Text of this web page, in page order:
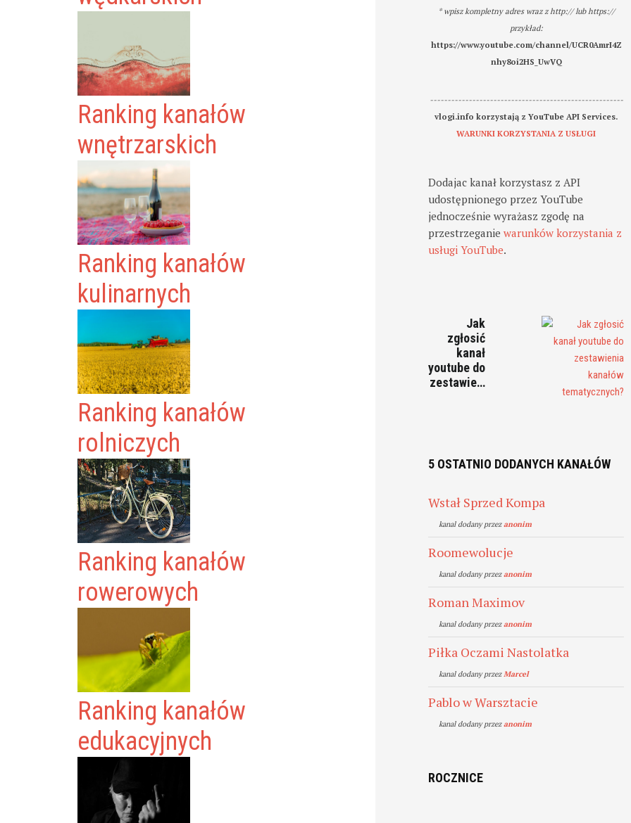
Ranking kanałów
wnętrzarskich
Ranking kanałów
kulinarnych
Ranking kanałów
rolniczych
Ranking kanałów
rowerowych
Ranking kanałów
edukacyjnych
* wpisz kompletny adres wraz z http:// lub https://
przykład:
https://www.youtube.com/channel/UCR0AmrI4Z
nhy8oi2HS_UwVQ
-------------------------------------------------------
vlogi.info korzystają z YouTube API Services.
WARUNKI KORZYSTANIA Z USŁUGI
Dodajac kanał korzystasz z API
udostępnionego przez YouTube
jednocześnie wyrażasz zgodę na
przestrzeganiewarunków korzystania z
usługi YouTube.
Jak
zgłosić
kanał
youtube do
zestawie…
5 OSTATNIO DODANYCH KANAŁÓW
Wstał Sprzed Kompa
kanal dodany przezanonim
Roomewolucje
kanal dodany przezanonim
Roman Maximov
kanal dodany przezanonim
Piłka Oczami Nastolatka
kanal dodany przezMarcel
Pablo w Warsztacie
kanal dodany przezanonim
ROCZNICE